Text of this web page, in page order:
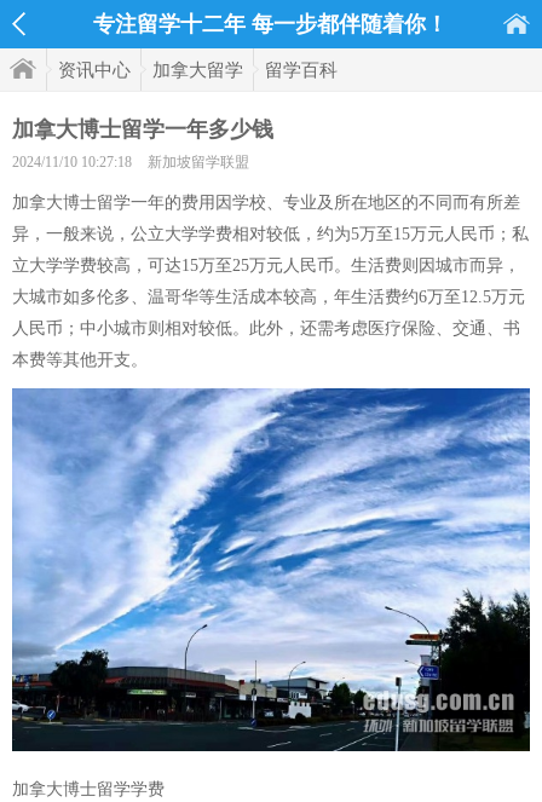
专注留学十二年 每一步都伴随着你！
资讯中心 加拿大留学 留学百科
加拿大博士留学一年多少钱
2024/11/10 10:27:18 新加坡留学联盟
加拿大博士留学一年的费用因学校、专业及所在地区的不同而有所差
异，一般来说，公立大学学费相对较低，约为5万至15万元人民币；私
立大学学费较高，可达15万至25万元人民币。生活费则因城市而异，
大城市如多伦多、温哥华等生活成本较高，年生活费约6万至12.5万元
人民币；中小城市则相对较低。此外，还需考虑医疗保险、交通、书
本费等其他开支。
加拿大博士留学学费